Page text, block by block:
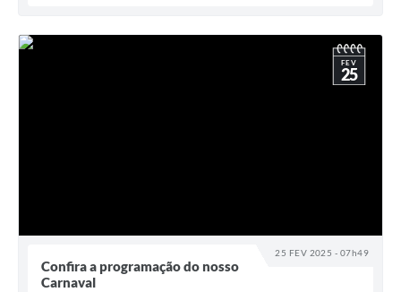
25 FEV 2025 - 07h49
FEV
25
Confira a programação do nosso
Carnaval